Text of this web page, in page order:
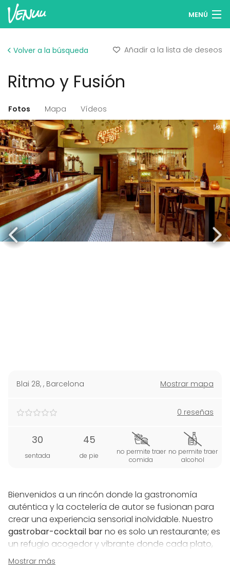
MENÚ
Iniciar sesión
Español
Publicar tu espacio
Volver a la búsqueda Añadir a la lista de deseos
Ritmo y Fusión
Fotos Mapa Vídeos
Blai 28, , Barcelona Mostrar mapa
0 reseñas
30
sentada
45
de pie
no permite traer
comida
no permite traer
alcohol
Bienvenidos a un rincón donde la gastronomía
auténtica y la coctelería de autor se fusionan para
crear una experiencia sensorial inolvidable. Nuestro
gastrobar-cocktail barno es solo un restaurante; es
un refugio acogedor y vibrante donde cada plato,
desde nuestra icónica
nuestros escalopes bañados en vegetales, celebra
Mostrar más